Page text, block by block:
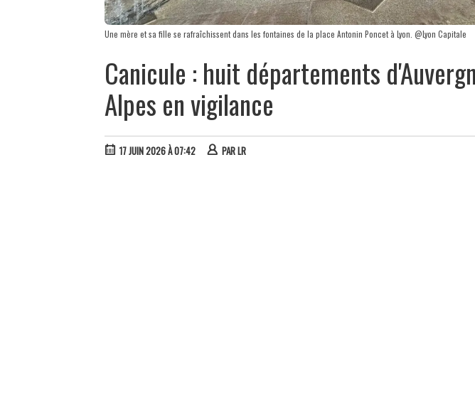
Une mère et sa fille se rafraîchissent dans les fontaines de la place Antonin Poncet à Lyon. @Lyon Capitale
Canicule : huit départements
Alpes en vigilance
17 JUIN 2026 À 07:42 PARLR